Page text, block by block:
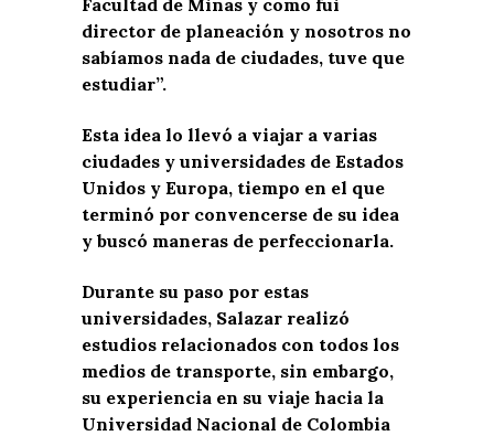
director de planeación y nosotros no
sabíamos nada de ciudades, tuve que
estudiar”.
Esta idea lo llevó a viajar a varias
ciudades y universidades de Estados
Unidos y Europa, tiempo en el que
terminó por convencerse de su idea
y buscó maneras de perfeccionarla.
Durante su paso por estas
universidades, Salazar realizó
estudios relacionados con todos los
medios de transporte, sin embargo,
su experiencia en su viaje hacia la
Universidad Nacional de Colombia